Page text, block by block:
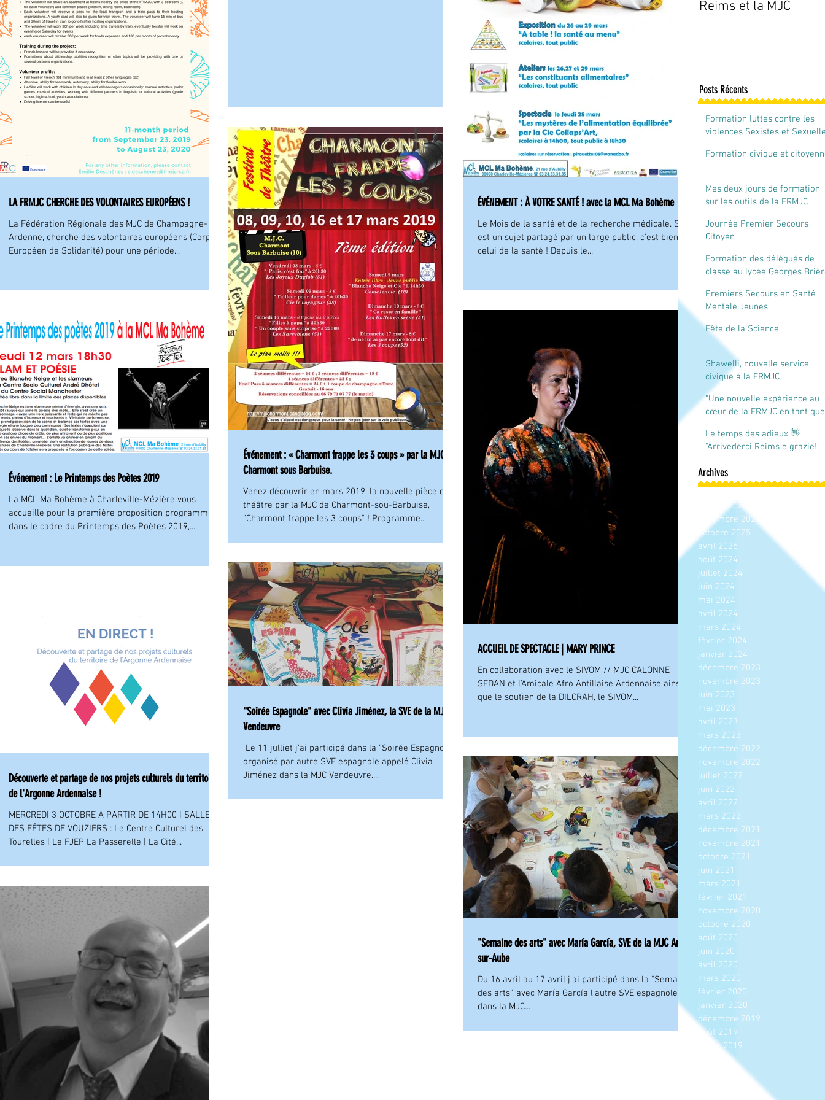
LA FRMJC CHERCHE DES VOLONTAIRES EUROPÉENS !
La Fédération Régionale des MJC de Champagne-
Ardenne, cherche des volontaires européens (Corps
Européen de Solidarité) pour une période...
ÉVÉNEMENT : À VOTRE SANTÉ ! avec la MCL Ma Bohème
Le Mois de la santé et de la recherche médicale. S’il
est un sujet partagé par un large public, c’est bien
celui de la santé ! Depuis le...
Événement : Le Printemps des Poètes 2019
La MCL Ma Bohème à Charleville-Mézière vous
accueille pour la première proposition programmée
dans le cadre du Printemps des Poètes 2019,...
Événement : « Charmont frappe les 3 coups » par la MJC de
Charmont sous Barbuise.
Venez découvrir en mars 2019, la nouvelle pièce de
théâtre par la MJC de Charmont-sou-Barbuise,
"Charmont frappe les 3 coups" ! Programme...
ACCUEIL DE SPECTACLE | MARY PRINCE
En collaboration avec le SIVOM // MJC CALONNE
SEDAN et l'Amicale Afro Antillaise Ardennaise ainsi
que le soutien de la DILCRAH, le SIVOM...
Découverte et partage de nos projets culturels du territoire
de l'Argonne Ardennaise !
MERCREDI 3 OCTOBRE A PARTIR DE 14H00 | SALLE
DES FÊTES DE VOUZIERS : Le Centre Culturel des
Tourelles | Le FJEP La Passerelle | La Cité...
"Soirée Espagnole" avec Clivia Jiménez, la SVE de la MJC
Vendeuvre
​​​ Le 11 julliet j'ai participé dans la "Soirée Espagnole"
organisé par autre SVE espagnole appelé Clivia
Jiménez dans la MJC Vendeuvre....
"Semaine des arts" avec María García, SVE de la MJC Arcis-
sur-Aube
​Du 16 avril au 17 avril j'ai participé dans la "Semaine
des arts", avec María García l'autre SVE espagnole,
dans la MJC...
Reims et la MJC
Posts Récents
Formation luttes contre les
violences Sexistes et
Formation civique et
Mes deux jours de formation
sur les outils de la FRMJC
Journée Premier Secours
Citoyen
Formation des délégués de
classe au lycée Georges
Premiers Secours en Santé
Mentale Jeunes
Fête de la Science
Shawelli, nouvelle service
civique à la FRMJC
Champagne-Ardenne
"Une nouvelle expérience au
cœur de la FRMJC en tant que
Le temps des adieux 👋
"Arrivederci Reims e grazie!"
Archives
janvier 2026
décembre 2025
octobre 2025
avril 2025
août 2024
juillet 2024
juin 2024
mai 2024
avril 2024
mars 2024
février 2024
janvier 2024
décembre 2023
novembre 2023
juin 2023
mai 2023
avril 2023
mars 2023
décembre 2022
novembre 2022
juillet 2022
juin 2022
avril 2022
mars 2022
décembre 2021
novembre 2021
octobre 2021
juin 2021
mars 2021
février 2021
novembre 2020
octobre 2020
août 2020
juin 2020
avril 2020
mars 2020
février 2020
janvier 2020
décembre 2019
août 2019
juillet 2019
juin 2019